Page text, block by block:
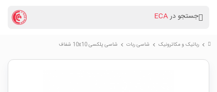
جستجو درECA
chevron_right رباتیک و مکاترونیک chevron_right شاسی ربات chevron_right شاسی پلکسی 10x10 شفاف